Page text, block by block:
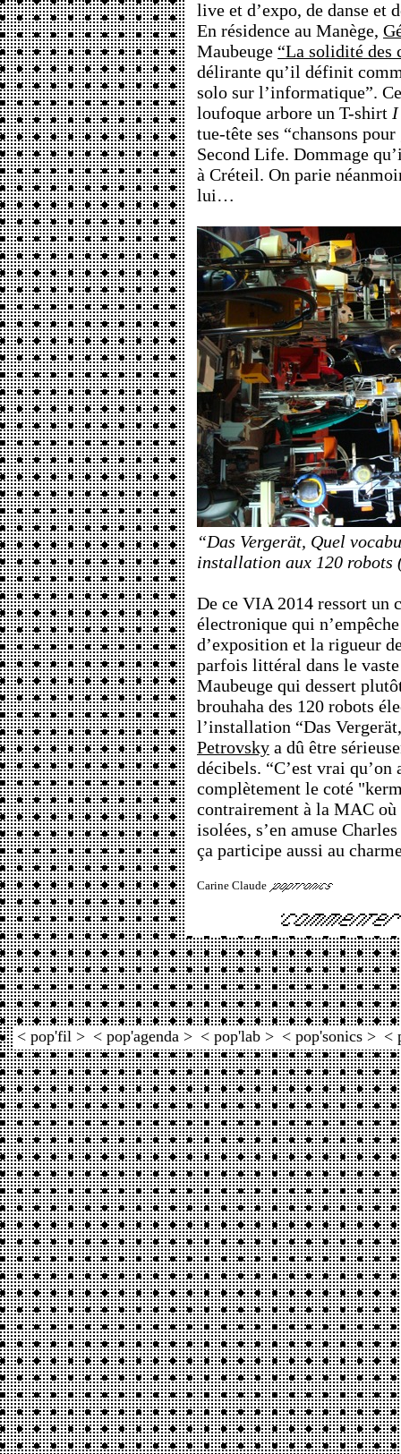
live et d’expo, de danse et
En résidence au Manège,
Maubeuge “La solidité des
délirante qu’il définit
solo sur l’informatique”.
loufoque arbore un T-shirt I
tue-tête ses “chansons
Second Life. Dommage
à Créteil. On parie
lui…
“Das Vergerät, Quel
installation aux 120 robots
De ce VIA 2014 ressort un
électronique qui
d’exposition et la rigueur
parfois littéral dans le
Maubeuge qui dessert
brouhaha des 120 robots
l’installation “Das
Petrovsky a dû être
décibels. “C’est vrai
complètement le coté
contrairement à la MAC
isolées, s’en amuse
ça participe aussi au
Carine Claude
< pop'fil > < pop'agenda > < pop'lab > < pop'sonics > <